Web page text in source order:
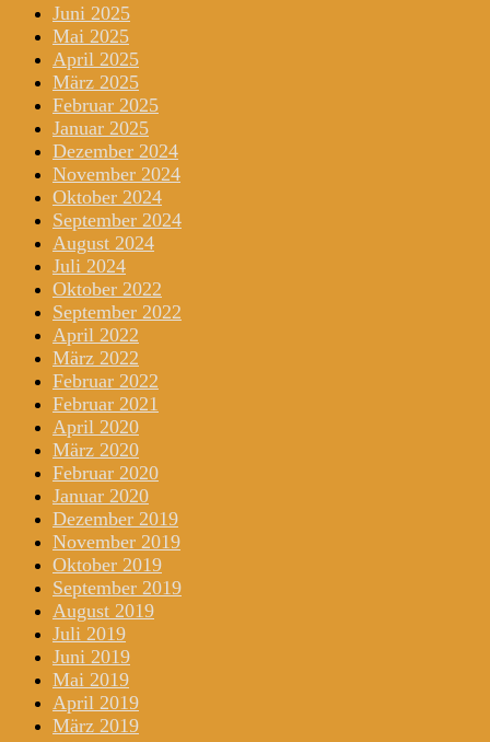
Juni 2025
Mai 2025
April 2025
März 2025
Februar 2025
Januar 2025
Dezember 2024
November 2024
Oktober 2024
September 2024
August 2024
Juli 2024
Oktober 2022
September 2022
April 2022
März 2022
Februar 2022
Februar 2021
April 2020
März 2020
Februar 2020
Januar 2020
Dezember 2019
November 2019
Oktober 2019
September 2019
August 2019
Juli 2019
Juni 2019
Mai 2019
April 2019
März 2019